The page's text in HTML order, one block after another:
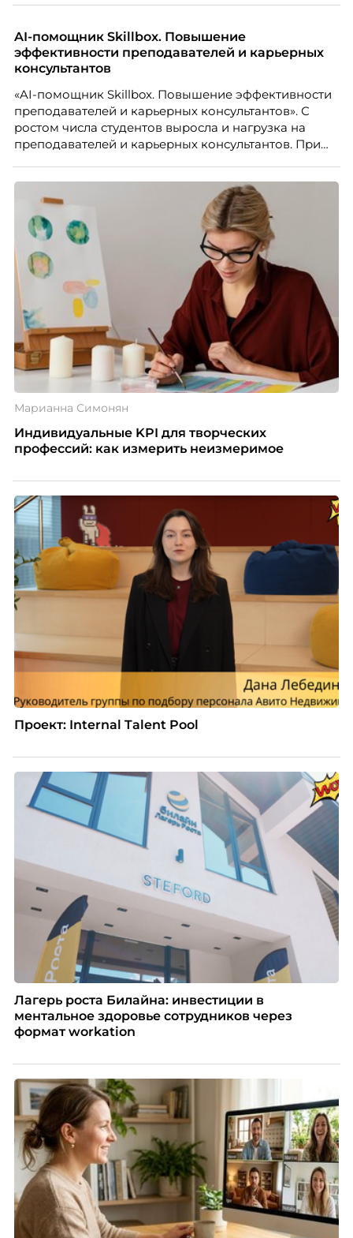
AI-помощник Skillbox. Повышение
эффективности преподавателей и карьерных
консультантов
«AI-помощник Skillbox. Повышение эффективности
преподавателей и карьерных консультантов». С
ростом числа студентов выросла и нагрузка на
преподавателей и карьерных консультантов. При
повысить эффективность сотрудников, ускорить
процессы, сохранить качество поддержки и
масштабироваться без роста команды. Так и
появился AI-помощник, встроенный в платформу
Skillbox.
Марианна Симонян
Индивидуальные KPI для творческих
профессий: как измерить неизмеримое
Проект: Internal Talent Pool
Лагерь роста Билайна: инвестиции в
ментальное здоровье сотрудников через
формат workation